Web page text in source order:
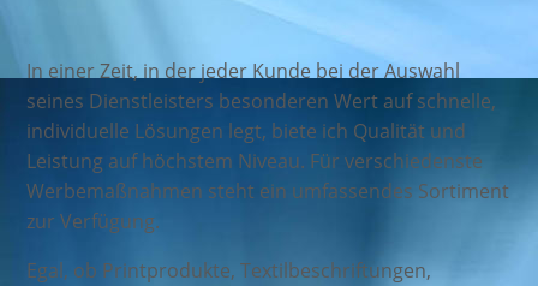
In einer Zeit, in der jeder Kunde bei der Auswahl
seines Dienstleisters besonderen Wert auf schnelle,
individuelle Lösungen legt, biete ich Qualität und
Leistung auf höchstem Niveau. Für verschiedenste
Werbemaßnahmen steht ein umfassendes Sortiment
zur Verfügung.
Egal, ob Printprodukte, Textilbeschriftungen,